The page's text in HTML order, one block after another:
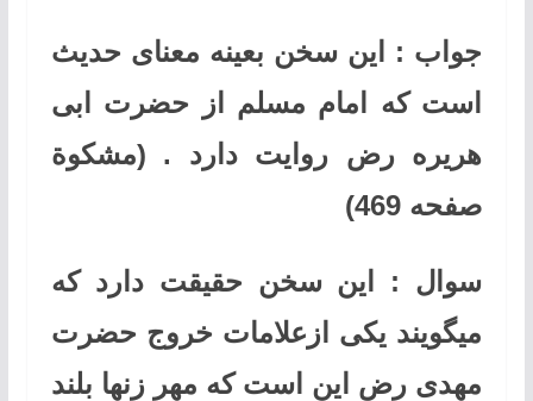
جواب : این سخن بعینه معنای حدیث
است که امام مسلم از حضرت ابی
هریره رض روایت دارد . (مشکوة
صفحه 469)
سوال : این سخن حقیقت دارد که
میگویند یکی ازعلامات خروج حضرت
مهدی رض این است که مهر زنها بلند